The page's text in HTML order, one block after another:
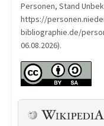
Personen, Stand
https://
bibliographie.de/
06.08.2026).